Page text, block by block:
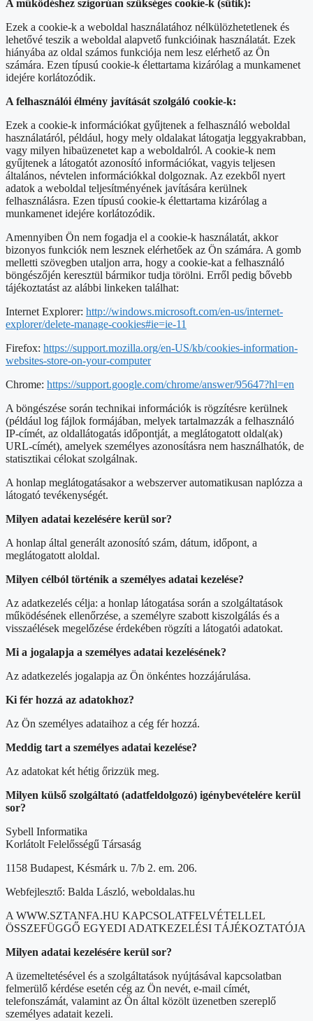
A működéshez szigorúan szükséges cookie-k (sütik):
Ezek a cookie-k a weboldal használatához nélkülözhetetlenek és
lehetővé teszik a weboldal alapvető funkcióinak használatát. Ezek
hiányába az oldal számos funkciója nem lesz elérhető az Ön
számára. Ezen típusú cookie-k élettartama kizárólag a munkamenet
idejére korlátozódik.
A felhasználói élmény javítását szolgáló cookie-k:
Ezek a cookie-k információkat gyűjtenek a felhasználó weboldal
használatáról, például, hogy mely oldalakat látogatja leggyakrabban,
vagy milyen hibaüzenetet kap a weboldalról. A cookie-k nem
gyűjtenek a látogatót azonosító információkat, vagyis teljesen
általános, névtelen információkkal dolgoznak. Az ezekből nyert
adatok a weboldal teljesítményének javítására kerülnek
felhasználásra. Ezen típusú cookie-k élettartama kizárólag a
munkamenet idejére korlátozódik.
Amennyiben Ön nem fogadja el a cookie-k használatát, akkor
bizonyos funkciók nem lesznek elérhetőek az Ön számára. A gomb
melletti szövegben utaljon arra, hogy a cookie-kat a felhasználó
böngészőjén keresztül bármikor tudja törölni. Erről pedig bővebb
tájékoztatást az alábbi linkeken találhat:
Internet Explorer: http://windows.microsoft.com/en-us/internet-
explorer/delete-manage-cookies#ie=ie-11
Firefox: https://support.mozilla.org/en-US/kb/cookies-information-
websites-store-on-your-computer
Chrome: https://support.google.com/chrome/answer/95647?hl=en
A böngészése során technikai információk is rögzítésre kerülnek
(például log fájlok formájában, melyek tartalmazzák a felhasználó
IP-címét, az oldallátogatás időpontját, a meglátogatott oldal(ak)
URL-címét), amelyek személyes azonosításra nem használhatók, de
statisztikai célokat szolgálnak.
A honlap meglátogatásakor a webszerver automatikusan naplózza a
látogató tevékenységét.
Milyen adatai kezelésére kerül sor?
A honlap által generált azonosító szám, dátum, időpont, a
meglátogatott aloldal.
Milyen célból történik a személyes adatai kezelése?
Az adatkezelés célja: a honlap látogatása során a szolgáltatások
működésének ellenőrzése, a személyre szabott kiszolgálás és a
visszaélések megelőzése érdekében rögzíti a látogatói adatokat.
Mi a jogalapja a személyes adatai kezelésének?
Az adatkezelés jogalapja az Ön önkéntes hozzájárulása.
Ki fér hozzá az adatokhoz?
Az Ön személyes adataihoz a cég fér hozzá.
Meddig tart a személyes adatai kezelése?
Az adatokat két hétig őrizzük meg.
Milyen külső szolgáltató (adatfeldolgozó) igénybevételére kerül
sor?
Sybell Informatika
Korlátolt Felelősségű Társaság
1158 Budapest, Késmárk u. 7/b 2. em. 206.
Webfejlesztő: Balda László, weboldalas.hu
A WWW.SZTANFA.HU KAPCSOLATFELVÉTELLEL
ÖSSZEFÜGGŐ EGYEDI ADATKEZELÉSI TÁJÉKOZTATÓJA
Milyen adatai kezelésére kerül sor?
A üzemeltetésével és a szolgáltatások nyújtásával kapcsolatban
felmerülő kérdése esetén cég az Ön nevét, e-mail címét,
telefonszámát, valamint az Ön által közölt üzenetben szereplő
személyes adatait kezeli.